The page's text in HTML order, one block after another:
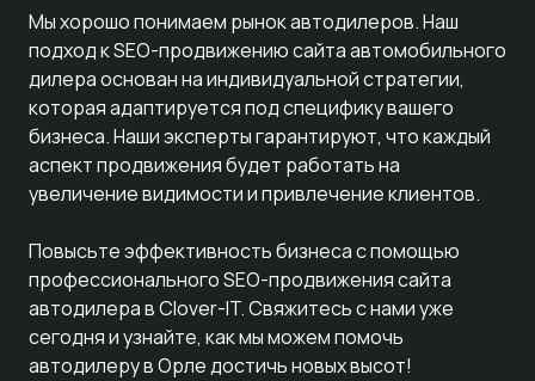
Мы хорошо понимаем рынок автодилеров. Наш
подход к SEO-продвижению сайта автомобильного
дилера основан на индивидуальной стратегии,
которая адаптируется под специфику вашего
бизнеса. Наши эксперты гарантируют, что каждый
аспект продвижения будет работать на
увеличение видимости и привлечение клиентов.
Повысьте эффективность бизнеса с помощью
профессионального SEO-продвижения сайта
автодилера в Clover-IT. Свяжитесь с нами уже
сегодня и узнайте, как мы можем помочь
автодилеру в Орле достичь новых высот!